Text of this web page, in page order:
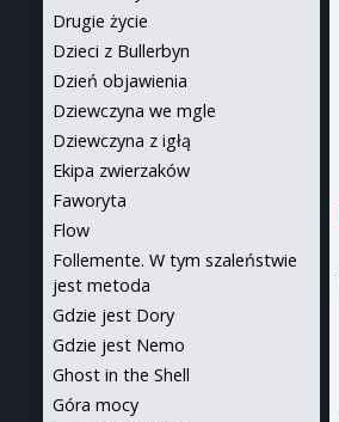
Drugie życie
Dzieci z Bullerbyn
Dzień objawienia
Dziewczyna we mgle
Dziewczyna z igłą
Ekipa zwierzaków
Faworyta
Flow
Follemente. W tym szaleństwie
jest metoda
Gdzie jest Dory
Gdzie jest Nemo
Ghost in the Shell
Góra mocy